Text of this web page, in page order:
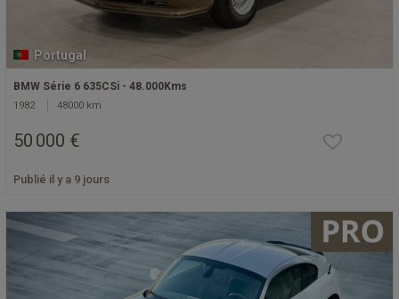
Portugal
BMW Série 6 635CSi - 48.000Kms
1982 48000 km
50 000 €
Publié il y a 9 jours